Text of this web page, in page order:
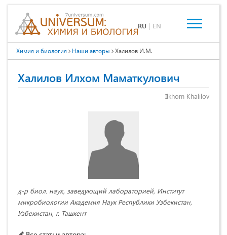
RU | EN
Химия и биология Наши авторы Халилов И.М.
Халилов Илхом Маматкулович
Ilkhom Khalilov
д-р биол. наук, заведующий лабораторией, Институт
микробиологии Академия Наук Республики Узбекистан,
Узбекистан, г. Ташкент